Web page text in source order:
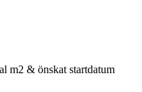
m2 & önskat startdatum